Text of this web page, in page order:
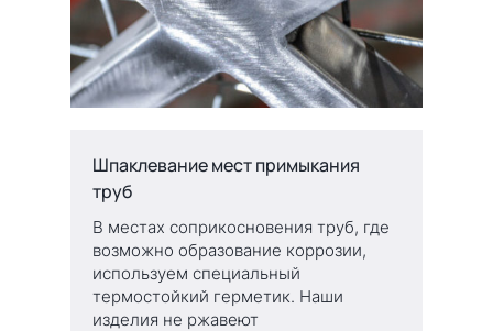
Шпаклевание мест примыкания
труб
В местах соприкосновения труб, где
возможно образование коррозии,
используем специальный
термостойкий герметик. Наши
изделия не ржавеют